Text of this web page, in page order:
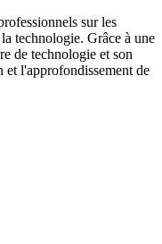
sur les
technologie. Grâce à une
de technologie et son
et l'approfondissement de